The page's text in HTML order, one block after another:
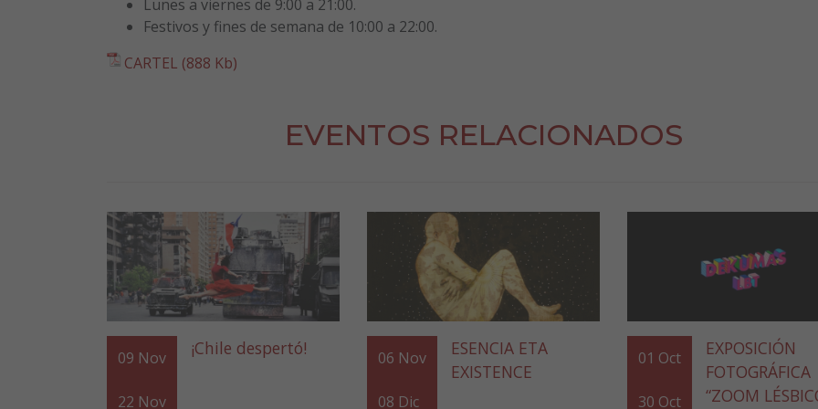
Lunes a viernes de 9:00 a 21:00.
Festivos y fines de semana de 10:00 a 22:00.
CARTEL (888 Kb)
EVENTOS RELACIONADOS
09 Nov
22 Nov
¡Chile despertó! 06 Nov
08 Dic
ESENCIA ETA
EXISTENCE
01 Oct
30 Oct
EXPOSICIÓN
FOTOGRÁFICA
“ZOOM